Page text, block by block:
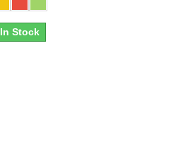
In Stock